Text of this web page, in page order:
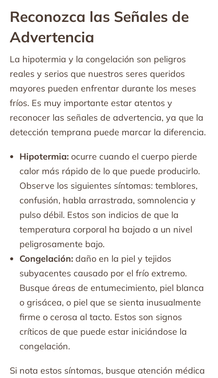
Reconozca las Señales de
Advertencia
La hipotermia y la congelación son peligros
reales y serios que nuestros seres queridos
mayores pueden enfrentar durante los meses
fríos. Es muy importante estar atentos y
reconocer las señales de advertencia, ya que la
detección temprana puede marcar la diferencia.
Hipotermia: ocurre cuando el cuerpo pierde
calor más rápido de lo que puede producirlo.
Observe los siguientes síntomas: temblores,
confusión, habla arrastrada, somnolencia y
pulso débil. Estos son indicios de que la
temperatura corporal ha bajado a un nivel
peligrosamente bajo.
Congelación: daño en la piel y tejidos
subyacentes causado por el frío extremo.
Busque áreas de entumecimiento, piel blanca
o grisácea, o piel que se sienta inusualmente
firme o cerosa al tacto. Estos son signos
críticos de que puede estar iniciándose la
congelación.
Si nota estos síntomas, busque atención médica